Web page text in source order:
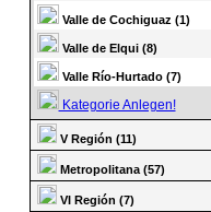
Valle de Cochiguaz (1)
Valle de Elqui (8)
Valle Río-Hurtado (7)
Kategorie Anlegen!
V Región (11)
Metropolitana (57)
VI Región (7)